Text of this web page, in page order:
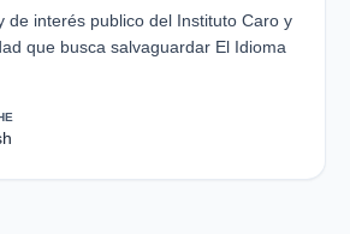
de interés publico del Instituto Caro y
que busca salvaguardar El Idioma